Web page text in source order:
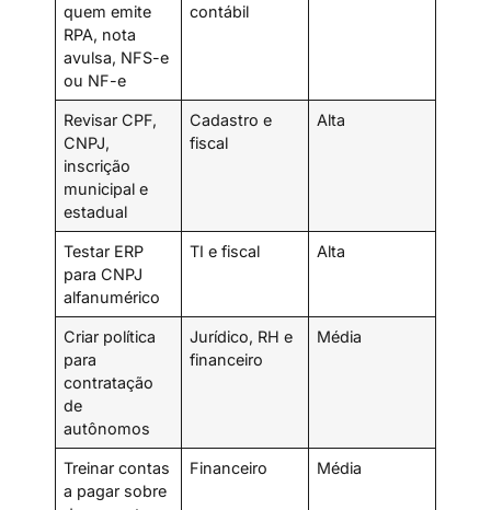
quem emite
RPA, nota
avulsa, NFS-e
ou NF-e
contábil
Revisar CPF,
CNPJ,
inscrição
municipal e
estadual
Cadastro e
fiscal
Alta
Testar ERP
para CNPJ
alfanumérico
TI e fiscal Alta
Criar política
para
contratação
de
autônomos
Jurídico, RH e
financeiro
Média
Treinar contas
a pagar sobre
Financeiro Média